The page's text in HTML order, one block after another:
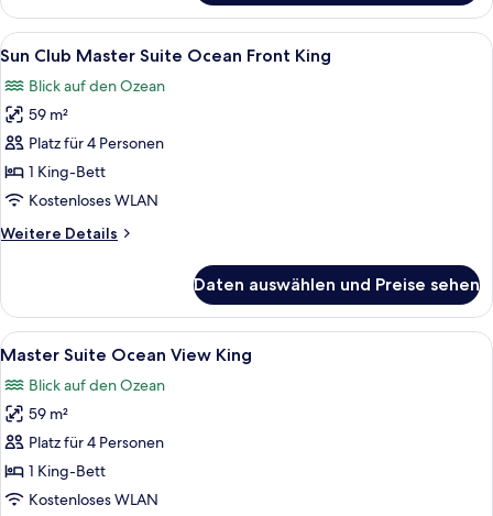
Junior
Suite
Ocean
King
Alle
Fotos
für
Sun
Club
Master
Suite
Front
Sun Club Master Suite Ocean Front
8
Sun Club Master Suite Ocean Front King
Blick auf den Ozean
59 m²
Platz für 4 Personen
1 King-Bett
Kostenloses WLAN
Weitere Details
Weitere
Club
Master
Suite
Front
King
Daten auswählen und Preise sehen
Alle
Fotos
für
Master
Suite
Ocean
View
Hochwertige Bettwaren, kostenlose
4
Master Suite Ocean View King
Blick auf den Ozean
59 m²
Platz für 4 Personen
1 King-Bett
Kostenloses WLAN